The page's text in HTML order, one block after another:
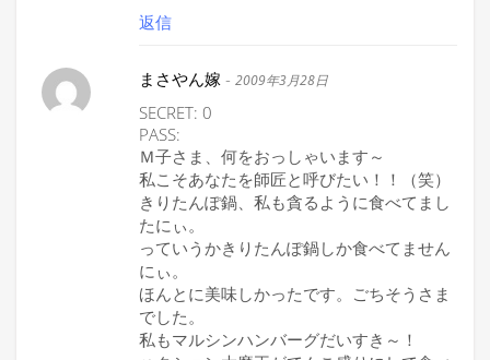
返信
まさやん嫁 - 2009年3月28日
SECRET: 0
PASS:
Ｍ子さま、何をおっしゃいます～
私こそあなたを師匠と呼びたい！！（笑）
きりたんぽ鍋、私も貪るように食べてまし
たにぃ。
っていうかきりたんぽ鍋しか食べてません
にぃ。
ほんとに美味しかったです。ごちそうさま
でした。
私もマルシンハンバーグだいすき～！